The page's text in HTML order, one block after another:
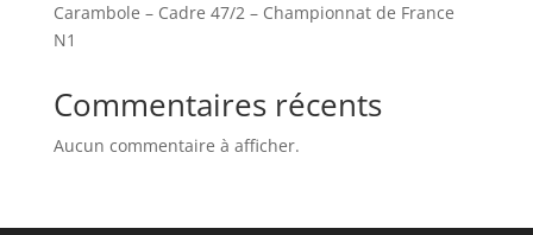
Carambole – Cadre 47/2 – Championnat de France
N1
Commentaires récents
Aucun commentaire à afficher.